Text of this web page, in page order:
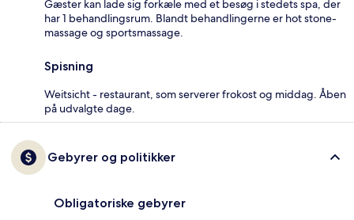
Gæster kan lade sig forkæle med et besøg i stedets spa, der
har 1 behandlingsrum. Blandt behandlingerne er hot stone-
massage og sportsmassage.
Spisning
Weitsicht - restaurant, som serverer frokost og middag. Åben
på udvalgte dage.
Gebyrer og politikker
Obligatoriske gebyrer